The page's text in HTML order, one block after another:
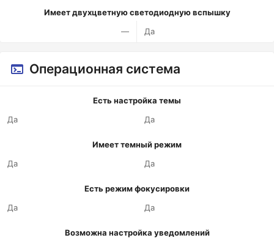
Имеет двухцветную светодиодную вспышку
—
Да
Операционная система
Есть настройка темы
Да
Да
Имеет темный режим
Да
Да
Есть режим фокусировки
Да
Да
Возможна настройка уведомлений